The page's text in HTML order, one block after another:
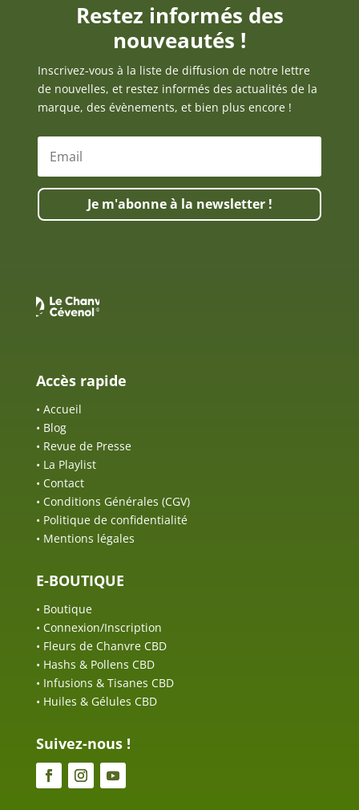
Restez informés des
nouveautés !
Inscrivez-vous à la liste de diffusion de notre lettre
de nouvelles, et restez informés des actualités de la
marque, des évènements, et bien plus encore !
Je m'abonne à la newsletter !
Accès rapide
• Accueil
• Blog
• Revue de Presse
• La Playlist
• Contact
• Conditions Générales (CGV)
• Politique de confidentialité
• Mentions légales
E-BOUTIQUE
• Boutique
• Connexion/Inscription
• Fleurs de Chanvre CBD
• Hashs & Pollens CBD
• Infusions & Tisanes CBD
• Huiles & Gélules CBD
Suivez-nous !